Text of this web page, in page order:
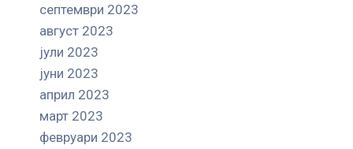
септември 2023
август 2023
јули 2023
јуни 2023
април 2023
март 2023
февруари 2023